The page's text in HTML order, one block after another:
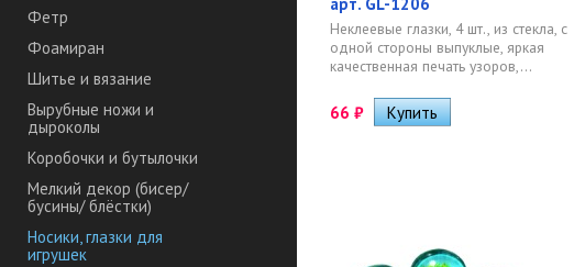
Фетр
Фоамиран
Шитье и вязание
Вырубные ножи и
дыроколы
Коробочки и бутылочки
Мелкий декор (бисер/
бусины/ блёстки)
Носики, глазки для
игрушек
Неклеевые глазки, 4 шт., из стекла, с
одной стороны выпуклые, яркая
качественная печать узоров,...
66 ₽